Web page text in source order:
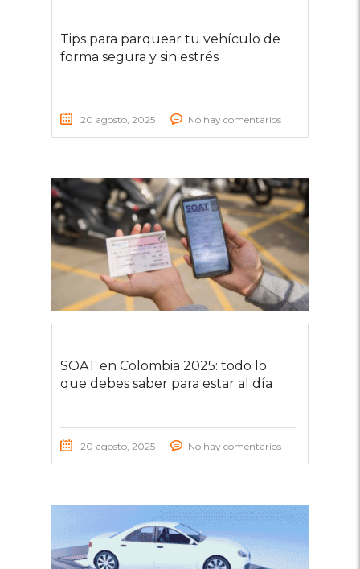
Tips para parquear tu vehículo de
forma segura y sin estrés
20 agosto, 2025 No hay comentarios
SOAT en Colombia 2025: todo lo
que debes saber para estar al día
20 agosto, 2025 No hay comentarios